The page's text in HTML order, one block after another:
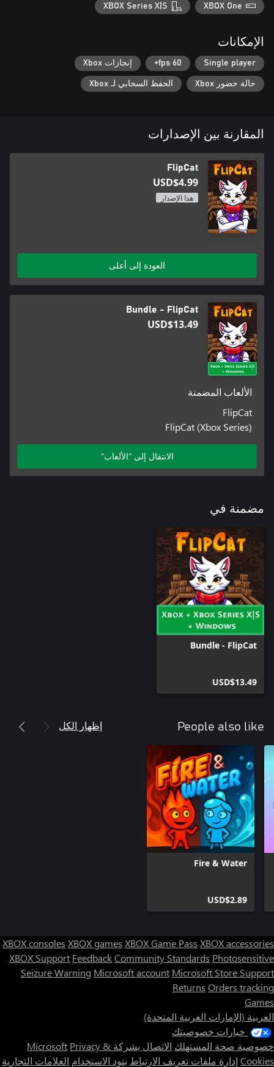
XBOX One
XBOX Series X|S
الإمكانات
Single player
60 fps+ إنجازات Xbox
حالة حضور Xbox الحفظ السحابي لـ Xbox
المقارنة بين الإصدارات
FlipCat
USD$4.99
هذا الإصدار
العودة إلى أعلى
Bundle - FlipCat
USD$13.49
الألعاب المضمنة
FlipCat
FlipCat (Xbox Series)
الانتقال إلى "الألعاب"
مضمنة في
Bundle - FlipCat
USD$13.49
People also like إظهار الكل
Fire & Water
USD$2.89
XBOX consoles XBOX games XBOX Game Pass XBOX accessories
XBOX Support FeedbackCommunity Standards Photosensitive
Seizure Warning Microsoft account Microsoft Store Support
Returns Orders tracking
Games
العربية (الإمارات العربية المتحدة)
خيارات خصوصيتك
خصوصية صحة المستهلك الاتصال بشركة Microsoft Privacy &
Cookies إدارة ملفات تعريف الارتباط بنود الاستخدام العلامات التجارية